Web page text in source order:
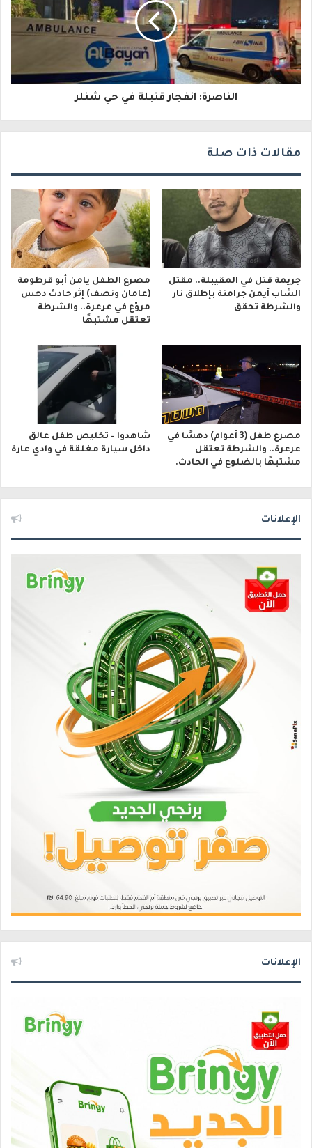
ك
ت
ر
و
الناصرة: انفجار قنبلة في حي شنلر
مقالات ذات صلة
جريمة قتل في المقيبلة.. مقتل
الشاب أيمن جرامنة بإطلاق نار
والشرطة تحقق
مصرع الطفل يامن أبو قرطومة
(عامان ونصف) إثر حادث دهس
مروّع في عرعرة.. والشرطة
تعتقل مشتبهًا
مصرع طفل (3 أعوام) دهسًا في
عرعرة.. والشرطة تعتقل
مشتبهًا بالضلوع في الحادث.
شاهدوا – تخليص طفل عالق
داخل سيارة مغلقة في وادي عارة
الإعلانات
الإعلانات